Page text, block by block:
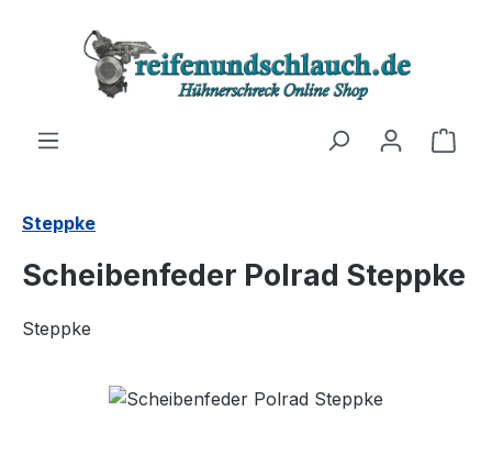
Zum Hauptinhalt springen
Steppke
Scheibenfeder Polrad Steppke
Steppke
Bildergalerie überspringen